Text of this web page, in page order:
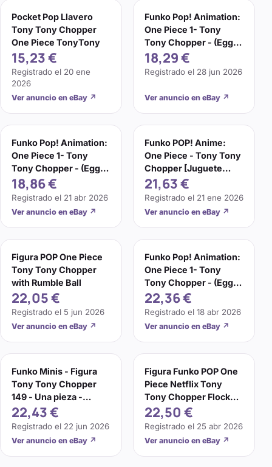
Pocket Pop Llavero
Tony Tony Chopper
One Piece TonyTony
15,23 €
Registrado el 20 ene
2026
Ver anuncio en eBay ↗
Funko Pop! Animation:
One Piece 1- Tony
Tony Chopper - (Egg) -
Collectable Vinyl
18,29 €
Registrado el 28 jun 2026
Ver anuncio en eBay ↗
Funko Pop! Animation:
One Piece 1- Tony
Tony Chopper - (Egg) -
Collectable Vinyl
18,86 €
Registrado el 21 abr 2026
Ver anuncio en eBay ↗
Funko POP! Anime:
One Piece - Tony Tony
Chopper [Juguete
Nuevo] Figura Vinilo,
Colec
21,63 €
Registrado el 21 ene 2026
Ver anuncio en eBay ↗
Figura POP One Piece
Tony Tony Chopper
with Rumble Ball
22,05 €
Registrado el 5 jun 2026
Ver anuncio en eBay ↗
Funko Pop! Animation:
One Piece 1- Tony
Tony Chopper - (Egg) -
(Importación USA)
22,36 €
Registrado el 18 abr 2026
Ver anuncio en eBay ↗
Funko Minis - Figura
Tony Tony Chopper
149 - Una pieza -
Nuevo
22,43 €
Registrado el 22 jun 2026
Ver anuncio en eBay ↗
Figura Funko POP One
Piece Netflix Tony
Tony Chopper Flocked
1883 [265949]
22,50 €
Registrado el 25 abr 2026
Ver anuncio en eBay ↗